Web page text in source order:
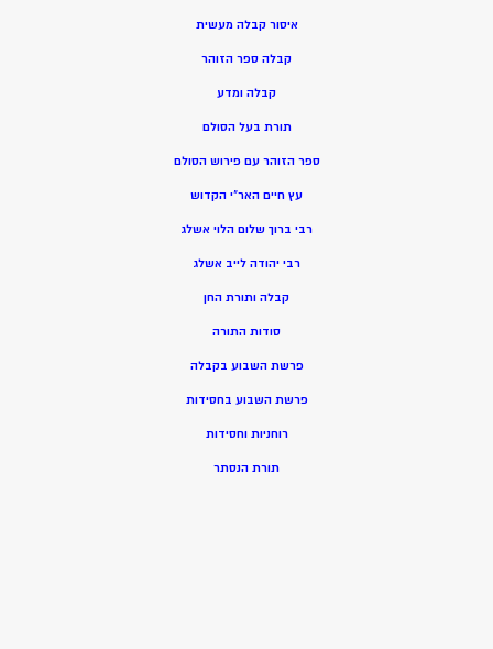
איסור קבלה מעשית
קבלה ספר הזוהר
קבלה ומדע
תורת בעל הסולם
ספר הזוהר עם פירוש הסולם
עץ חיים האר”י הקדוש
רבי ברוך שלום הלוי אשלג
רבי יהודה לייב אשלג
קבלה ותורת החן
סודות התורה
פרשת השבוע בקבלה
פרשת השבוע בחסידות
רוחניות וחסידות
תורת הנסתר